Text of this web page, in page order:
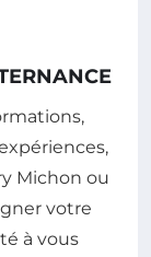
Michon ou
votre
à vous